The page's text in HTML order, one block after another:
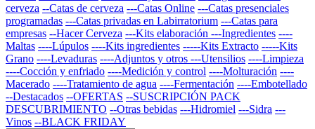
cerveza --Catas de cerveza ---Catas Online ---Catas presenciales
programadas ---Catas privadas en Labirratorium ---Catas para
empresas --Hacer Cerveza ---Kits elaboración ---Ingredientes ----
Maltas ----Lúpulos ----Kits ingredientes -----Kits Extracto -----Kits
Grano ----Levaduras ----Adjuntos y otros ---Utensilios ----Limpieza
----Cocción y enfriado ----Medición y control ----Molturación ----
Macerado ----Tratamiento de agua ----Fermentación ----Embotellado
--Destacados --OFERTAS --SUSCRIPCIÓN PACK
DESCUBRIMIENTO --Otras bebidas ---Hidromiel ---Sidra ---
Vinos --BLACK FRIDAY